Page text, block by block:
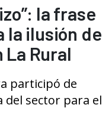
la frase
la ilusión de
Rural
participó de
del sector para el